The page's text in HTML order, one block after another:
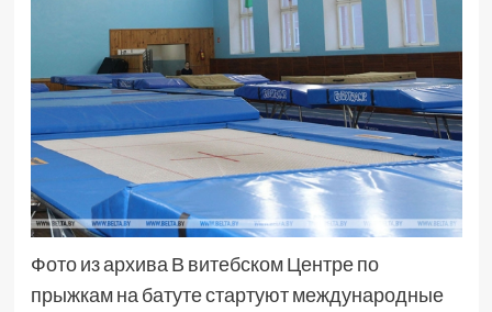
Фото из архива В витебском Центре по
прыжкам на батуте стартуют международные